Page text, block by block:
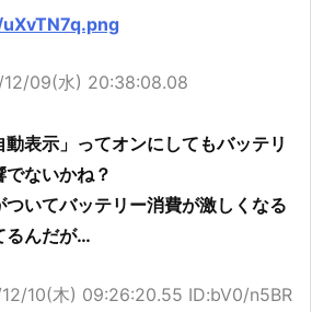
09(水) 20:38:08.08
動表示」ってオンにしてもバッテリ
ないかね？
いてバッテリー消費が激しくなる
るんだが…
10(木) 09:26:20.55 ID:bV0/n5BR